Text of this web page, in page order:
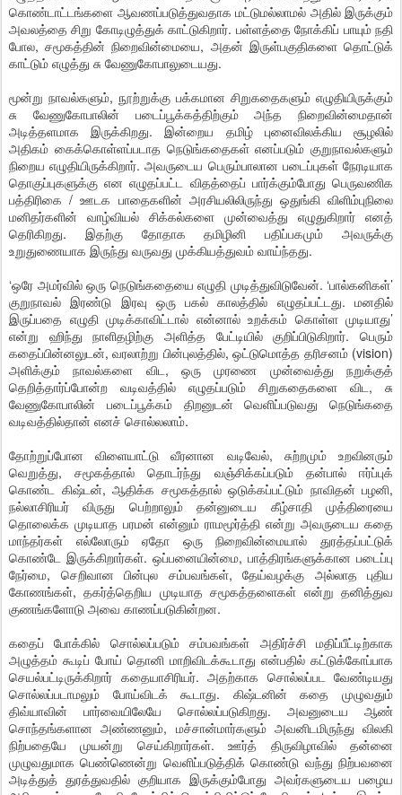
கொண்டாட்டங்களை ஆவணப்படுத்துவதாக மட்டுமல்லாமல் அதில் இருக்கும்
அவலத்தை சிறு கோடிழுத்துக் காட்டுகிறார். பள்ளத்தை நோக்கிப் பாயும் நதி
போல, சமூகத்தின் நிறைவின்மையை, அதன் இருள்பகுதிகளை தொட்டுக்
காட்டும் எழுத்து சு வேணுகோபாலுடையது.
மூன்று நாவல்களும், நூற்றுக்கு பக்கமான சிறுகதைகளும் எழுதியிருக்கும்
சு வேணுகோபாலின் படைப்பூக்கத்திற்கும் அந்த நிறைவின்மைதான்
அடித்தளமாக இருக்கிறது. இன்றைய தமிழ் புனைவிலக்கிய சூழலில்
அதிகம் கைக்கொள்ளப்படாத நெடுங்கதைகள் எனப்படும் குறுநாவல்களும்
நிறைய எழுதியிருக்கிறார். அவருடைய பெரும்பாலான படைப்புகள் நேரடியாக
தொகுப்புகளுக்கு என எழுதப்பட்ட விதத்தைப் பார்க்கும்போது பெருவணிக
பத்திரிகை / ஊடக பாதைகளின் அரசியலிலிருந்து ஒதுங்கி விளிம்புநிலை
மனிதர்களின் வாழ்வியல் சிக்கல்களை முன்வைத்து எழுதுகிறார் எனத்
தெரிகிறது. இதற்கு தோதாக தமிழினி பதிப்பகமும் அவருக்கு
உறுதுணையாக இருந்து வருவது முக்கியத்துவம் வாய்ந்தது.
‘ஒரே அமர்வில் ஒரு நெடுங்கதையை எழுதி முடித்துவிடுவேன். ‘பால்கனிகள்’
குறுநாவல் இரண்டு இரவு ஒரு பகல் காலத்தில் எழுதப்பட்டது. மனதில்
இருப்பதை எழுதி முடிக்காவிட்டால் என்னால் உறக்கம் கொள்ள முடியாது’
என்று ஹிந்து நாளிதழிற்கு அளித்த பேட்டியில் குறிப்பிடுகிறார். பெரும்
கதைப்பின்னலுடன், வரலாற்று பின்புலத்தில், ஒட்டுமொத்த தரிசனம் (vision)
அளிக்கும் நாவல்களை விட, ஒரு முரணை முன்வைத்து நறுக்குத்
தெறித்தார்ப்போன்ற வடிவத்தில் எழுதப்படும் சிறுகதைகளை விட, சு
வேணுகோபாலின் படைப்பூக்கம் திறனுடன் வெளிப்படுவது நெடுங்கதை
வடிவத்தில்தான் எனச் சொல்லலாம்.
தோற்றுப்போன விளையாட்டு வீரனான வடிவேல், சுற்றமும் உறவினரும்
வெறுத்து, சமூகத்தால் தொடர்ந்து வஞ்சிக்கப்படும் தன்பால் ஈர்ப்புக்
கொண்ட கிஷ்டன், ஆதிக்க சமூகத்தால் ஒடுக்கப்பட்டும் நாவிதன் பழனி,
நல்லாசிரியர் விருது பெற்றாலும் தன்னுடைய கீழ்சாதி முத்திரையை
தொலைக்க முடியாத பரமன் என்னும் ராமமூர்த்தி என்று அவருடைய கதை
மாந்தர்கள் எல்லோரும் ஏதோ ஒரு நிறைவின்மையால் துரத்தப்பட்டுக்
கொண்டே இருக்கிறார்கள். ஒப்பனையின்மை, பாத்திரங்களுக்கான படைப்பு
நேர்மை, செறிவான பின்புல சம்பவங்கள், தேய்வழக்கு அல்லாத புதிய
கோணங்கள், தகர்த்தெறிய முடியாத சமூகத்தளைகள் என்று தனித்துவ
குணங்களோடு அவை காணப்படுகின்றன.
கதைப் போக்கில் சொல்லப்படும் சம்பவங்கள் அதிர்ச்சி மதிப்பீட்டிற்காக
அழுத்தம் கூடிப் போய் தொனி மாறிவிடக்கூடாது என்பதில் கட்டுக்கோப்பாக
செயல்பட்டிருக்கிறார் கதையாசிரியர். அதற்காக சொல்லப்பட வேண்டியது
சொல்லப்படாமலும் போய்விடக் கூடாது. கிஷ்டனின் கதை முழுவதும்
திவ்யாவின் பார்வையிலேயே சொல்லப்படுகிறது. அவனுடைய ஆண்
சொந்தங்களான அண்ணனும், மச்சான்மார்களும் அவனிடமிருந்து விலகி
நிற்பதையே முயன்று செய்கிறார்கள். ஊர்த் திருவிழாவில் தன்னை
முழுவதுமாக பெண்ணென்று வெளிப்படுத்திக் கொண்டு வந்து நிற்பவனை
அடித்துத் துரத்துவதில் குறியாக இருக்கும்போது அவர்களுடைய பழைய